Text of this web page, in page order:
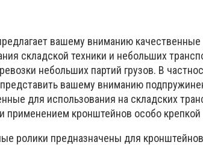
вашему вниманию
складской техники и небольших
небольших партий грузов. В
вашему вниманию
для использования на складских
применением кронштейнов особо крепкой
ролики предназначены для